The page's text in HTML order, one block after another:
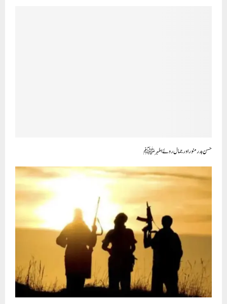
حسن بدر منور اور جمال روئے اطہر ﷺ